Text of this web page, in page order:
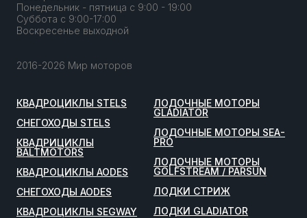
Понедельник - пятница с 9:00 - 19:00
Суббота с 9:00-17:00
Воскресенье выходной
2016-2026 Мир моторов
КВАДРОЦИКЛЫ STELS
СНЕГОХОДЫ STELS
КВАДРИЦИКЛЫ
BALTMOTORS
КВАДРОЦИКЛЫ AODES
СНЕГОХОДЫ AODES
КВАДРОЦИКЛЫ SEGWAY
ЛОДОЧНЫЕ МОТОРЫ
GLADIATOR
ЛОДОЧНЫЕ МОТОРЫ SEA-
PRO
ЛОДОЧНЫЕ МОТОРЫ
GOLFSTREAM / PARSUN
ЛОДКИ СТРИЖ
ЛОДКИ GLADIATOR